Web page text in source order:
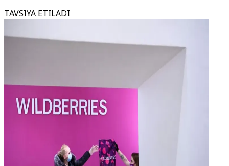
TAVSIYA ETILADI